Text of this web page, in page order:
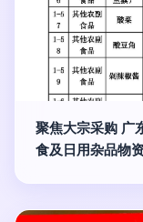
聚焦大宗采购 广
食及日用杂品物